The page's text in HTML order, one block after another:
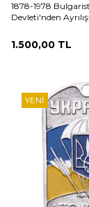
1878-1978
Devleti'nden
1.500,00 TL
YENI